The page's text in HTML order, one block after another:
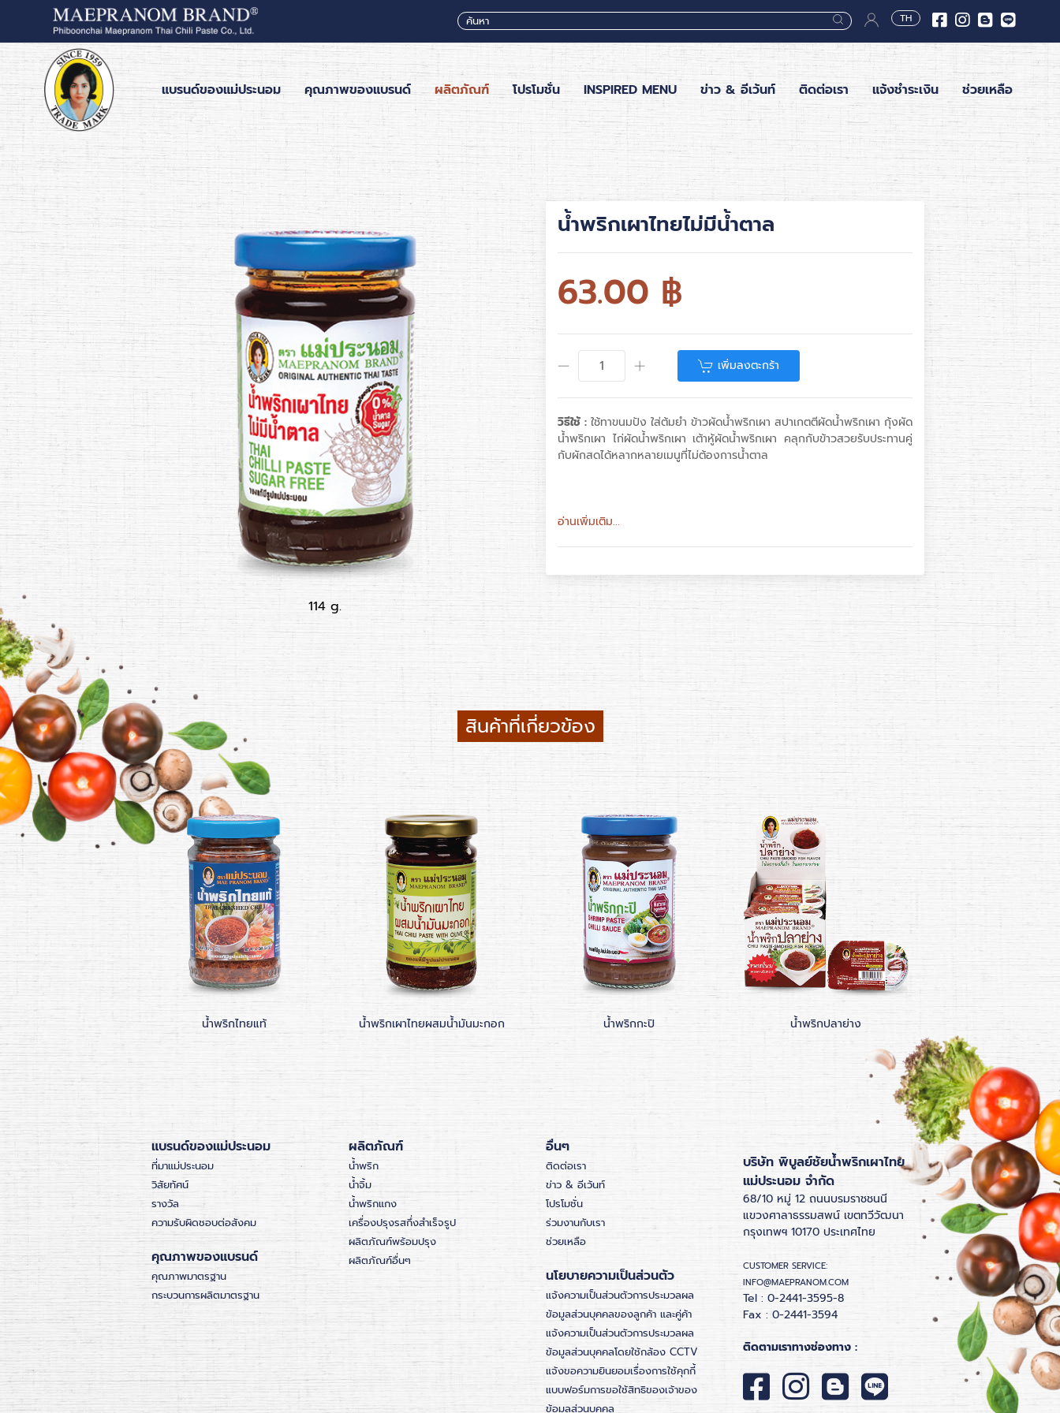
TH
แบรนด์ของแม่ประนอม คุณภาพของแบรนด์ ผลิตภัณฑ์ โปรโมชั่น INSPIRED MENU ข่าว & อีเว้นท์ ติดต่อเรา แจ้งชำระเงิน ช่วยเหลือ
114 g.
น้ำพริกเผาไทยไม่มีน้ำตาล
63.00 ฿
เพิ่มลงตะกร้า
วิธีใช้ : ใช้ทาขนมปัง ใส่ต้มยำ ข้าวผัดน้ำพริกเผา สปาเกตตีผัดน้ำพริกเผา กุ้งผัด
น้ำพริกเผา ไก่ผัดน้ำพริกเผา เต้าหู้ผัดน้ำพริกเผา คลุกกับข้าวสวยรับประทานคู่
กับผักสดได้หลากหลายเมนูที่ไม่ต้องการน้ำตาล
อ่านเพิ่มเติม...
สินค้าที่เกี่ยวข้อง
วอบกรอบ รสดั้งเดิม น้ำพริกไทยแท้ น้ำพริกเผาไทยผสมน้ำมันมะกอก น้ำพริกกะปิ น้ำพริกปลาย่าง
แบรนด์ของแม่ประนอม
ที่มาแม่ประนอม
วิสัยทัศน์
รางวัล
ความรับผิดชอบต่อสังคม
คุณภาพของแบรนด์
คุณภาพมาตรฐาน
กระบวนการผลิตมาตรฐาน
ผลิตภัณฑ์
น้ำพริก
น้ำจิ้ม
น้ำพริกแกง
เครื่องปรุงรสกึ่งสำเร็จรูป
ผลิตภัณฑ์พร้อมปรุง
ผลิตภัณฑ์อื่นๆ
อื่นๆ
ติดต่อเรา
ข่าว & อีเว้นท์
โปรโมชั่น
ร่วมงานกับเรา
ช่วยเหลือ
นโยบายความเป็นส่วนตัว
แจ้งความเป็นส่วนตัวการประมวลผล
ข้อมูลส่วนบุคคลของลูกค้า และคู่ค้า
แจ้งความเป็นส่วนตัวการประมวลผล
ข้อมูลส่วนบุคคลโดยใช้กล้อง CCTV
แจ้งขอความยินยอมเรื่องการใช้คุกกี้
แบบฟอร์มการขอใช้สิทธิของเจ้าของ
ข้อมูลส่วนบุคคล
บริษัท พิบูลย์ชัยน้ำพริกเผาไทย
แม่ประนอม จำกัด
68/10 หมู่ 12 ถนนบรมราชชนนี
แขวงศาลาธรรมสพน์ เขตทวีวัฒนา
กรุงเทพฯ 10170 ประเทศไทย
CUSTOMER SERVICE:
INFO@MAEPRANOM.COM
Tel : 0-2441-3595-8
Fax : 0-2441-3594
ติดตามเราทางช่องทาง :